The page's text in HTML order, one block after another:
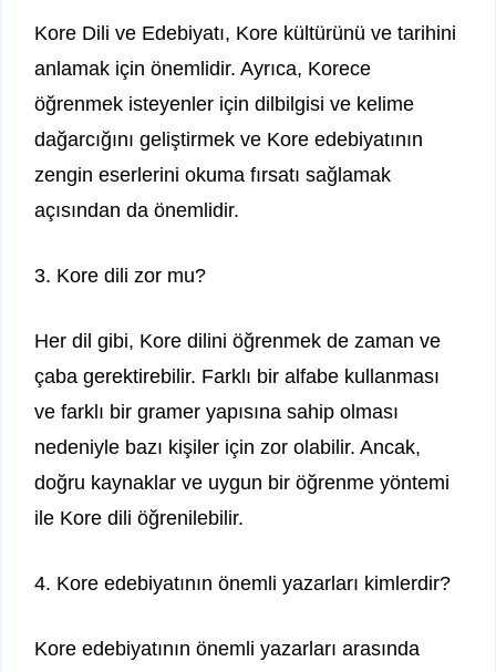
Kore Dili ve Edebiyatı, Kore kültürünü ve tarihini
anlamak için önemlidir. Ayrıca, Korece
öğrenmek isteyenler için dilbilgisi ve kelime
dağarcığını geliştirmek ve Kore edebiyatının
zengin eserlerini okuma fırsatı sağlamak
açısından da önemlidir.
3. Kore dili zor mu?
Her dil gibi, Kore dilini öğrenmek de zaman ve
çaba gerektirebilir. Farklı bir alfabe kullanması
ve farklı bir gramer yapısına sahip olması
nedeniyle bazı kişiler için zor olabilir. Ancak,
doğru kaynaklar ve uygun bir öğrenme yöntemi
ile Kore dili öğrenilebilir.
4. Kore edebiyatının önemli yazarları kimlerdir?
Kore edebiyatının önemli yazarları arasında